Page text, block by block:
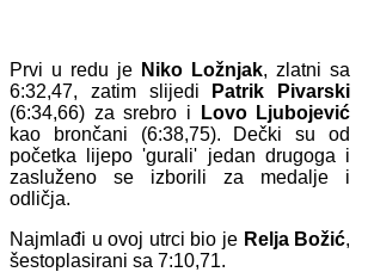
Prvi u redu je Niko Ložnjak, zlatni sa
6:32,47, zatim slijedi
Patrik Pivarski
(6:34,66) za srebro i
Lovo Ljubojević
kao brončani (6:38,75). Dečki su od
početka lijepo 'gurali' jedan drugoga i
zasluženo se izborili za medalje i
odličja.
Najmlađi u ovoj utrci bio je Relja Božić,
šestoplasirani sa 7:10,71.